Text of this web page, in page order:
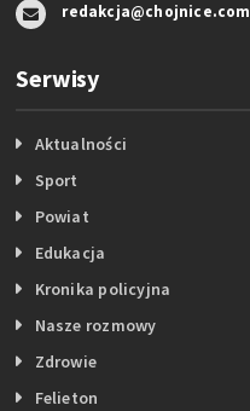
redakcja@chojnice.com
Serwisy
Aktualności
Sport
Powiat
Edukacja
Kronika policyjna
Nasze rozmowy
Zdrowie
Felieton